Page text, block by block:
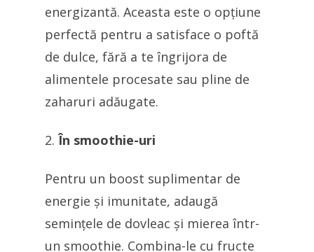
energizantă. Aceasta este o opțiune
perfectă pentru a satisface o poftă
de dulce, fără a te îngrijora de
alimentele procesate sau pline de
zaharuri adăugate.
În smoothie-uri
Pentru un boost suplimentar de
energie și imunitate, adaugă
semințele de dovleac și mierea într-
un smoothie. Combina-le cu fructe